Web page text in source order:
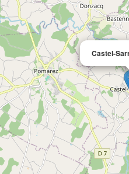
Castel-